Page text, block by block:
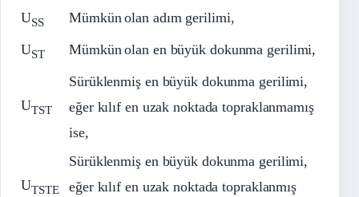
USS Mümkün olan adım gerilimi,
UST Mümkün olan en büyük dokunma gerilimi,
UTST
Sürüklenmiş en büyük dokunma gerilimi,
eğer kılıf en uzak noktada topraklanmamış
ise,
UTSTE
Sürüklenmiş en büyük dokunma gerilimi,
eğer kılıf en uzak noktada topraklanmış